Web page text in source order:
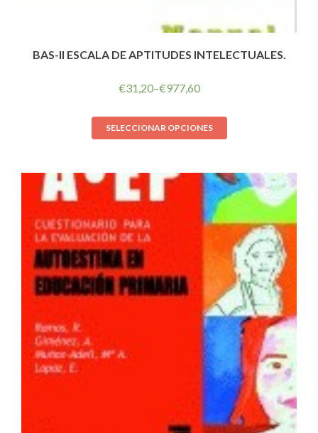
BAS-II ESCALA DE APTITUDES INTELECTUALES.
€31,20–€977,60
SELECCIONAR OPCIONES